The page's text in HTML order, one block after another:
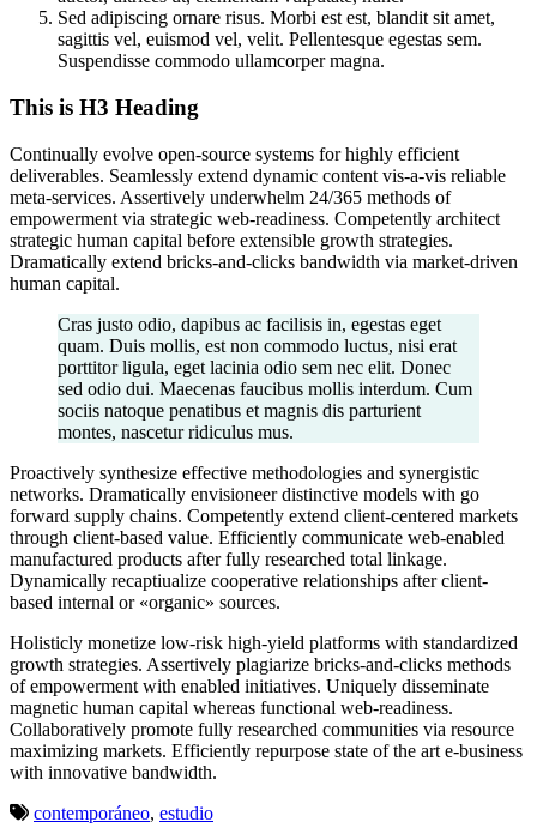
Sed adipiscing ornare risus. Morbi est est, blandit sit amet,
sagittis vel, euismod vel, velit. Pellentesque egestas sem.
Suspendisse commodo ullamcorper magna.
This is H3 Heading
Continually evolve open-source systems for highly efficient
deliverables. Seamlessly extend dynamic content vis-a-vis reliable
meta-services. Assertively underwhelm 24/365 methods of
empowerment via strategic web-readiness. Competently architect
strategic human capital before extensible growth strategies.
Dramatically extend bricks-and-clicks bandwidth via market-driven
human capital.
Cras justo odio, dapibus ac facilisis in, egestas eget
quam. Duis mollis, est non commodo luctus, nisi erat
porttitor ligula, eget lacinia odio sem nec elit. Donec
sed odio dui. Maecenas faucibus mollis interdum. Cum
sociis natoque penatibus et magnis dis parturient
montes, nascetur ridiculus mus.
Proactively synthesize effective methodologies and synergistic
networks. Dramatically envisioneer distinctive models with go
forward supply chains. Competently extend client-centered markets
through client-based value. Efficiently communicate web-enabled
manufactured products after fully researched total linkage.
Dynamically recaptiualize cooperative relationships after client-
based internal or «organic» sources.
Holisticly monetize low-risk high-yield platforms with standardized
growth strategies. Assertively plagiarize bricks-and-clicks methods
of empowerment with enabled initiatives. Uniquely disseminate
magnetic human capital whereas functional web-readiness.
Collaboratively promote fully researched communities via resource
maximizing markets. Efficiently repurpose state of the art e-business
with innovative bandwidth.
contemporáneo, estudio